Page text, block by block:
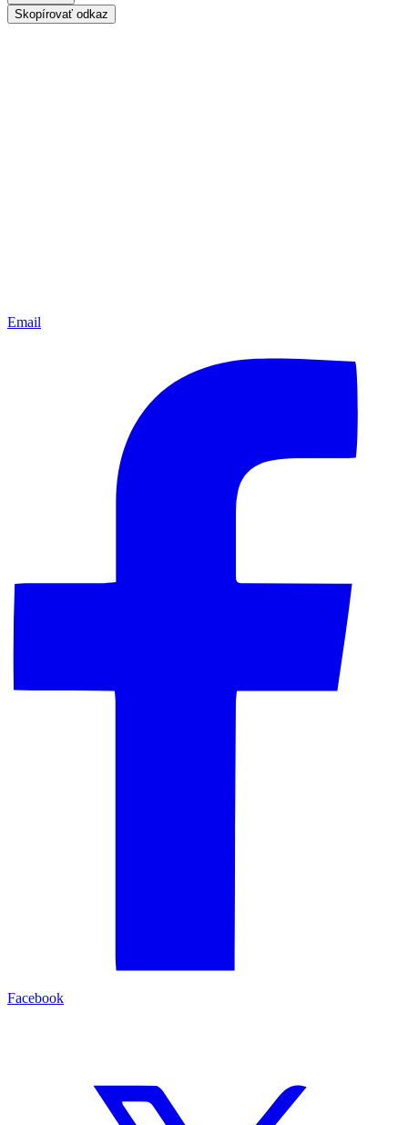
Skopírovať odkaz
Email
Facebook